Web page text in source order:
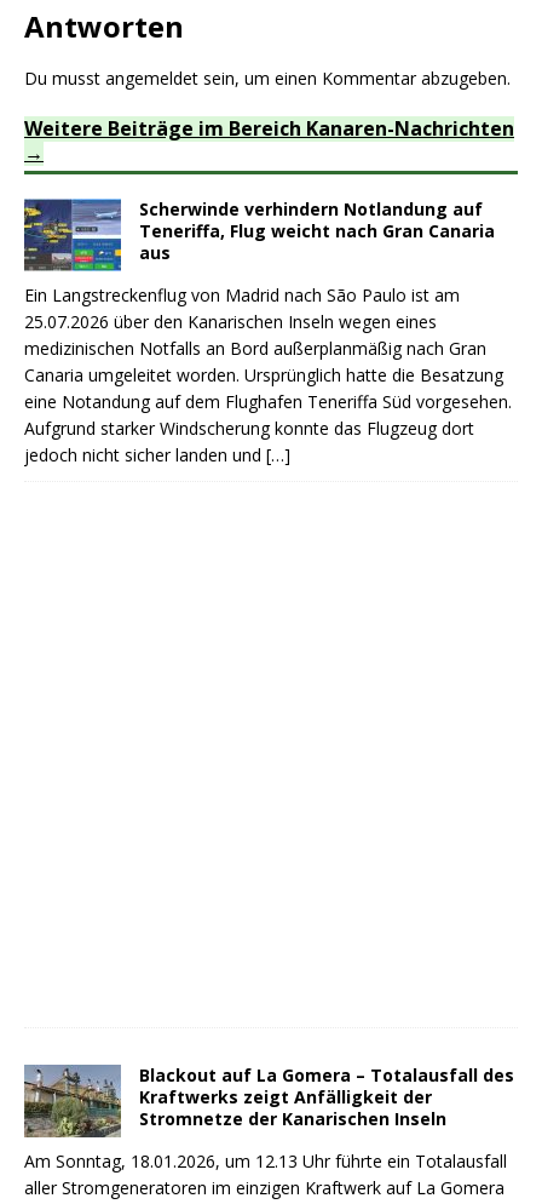
Antworten
Du musst angemeldet sein, um einen Kommentar abzugeben.
Weitere Beiträge im Bereich Kanaren-Nachrichten
Scherwinde verhindern Notlandung auf
Teneriffa, Flug weicht nach Gran Canaria
aus
Ein Langstreckenflug von Madrid nach São Paulo ist am
25.07.2026 über den Kanarischen Inseln wegen eines
medizinischen Notfalls an Bord außerplanmäßig nach Gran
Canaria umgeleitet worden. Ursprünglich hatte die Besatzung
eine Notandung auf dem Flughafen Teneriffa Süd vorgesehen.
Aufgrund starker Windscherung konnte das Flugzeug dort
jedoch nicht sicher landen und […]
Blackout auf La Gomera – Totalausfall des
Kraftwerks zeigt Anfälligkeit der
Stromnetze der Kanarischen Inseln
Am Sonntag, 18.01.2026, um 12.13 Uhr führte ein Totalausfall
aller Stromgeneratoren im einzigen Kraftwerk auf La Gomera